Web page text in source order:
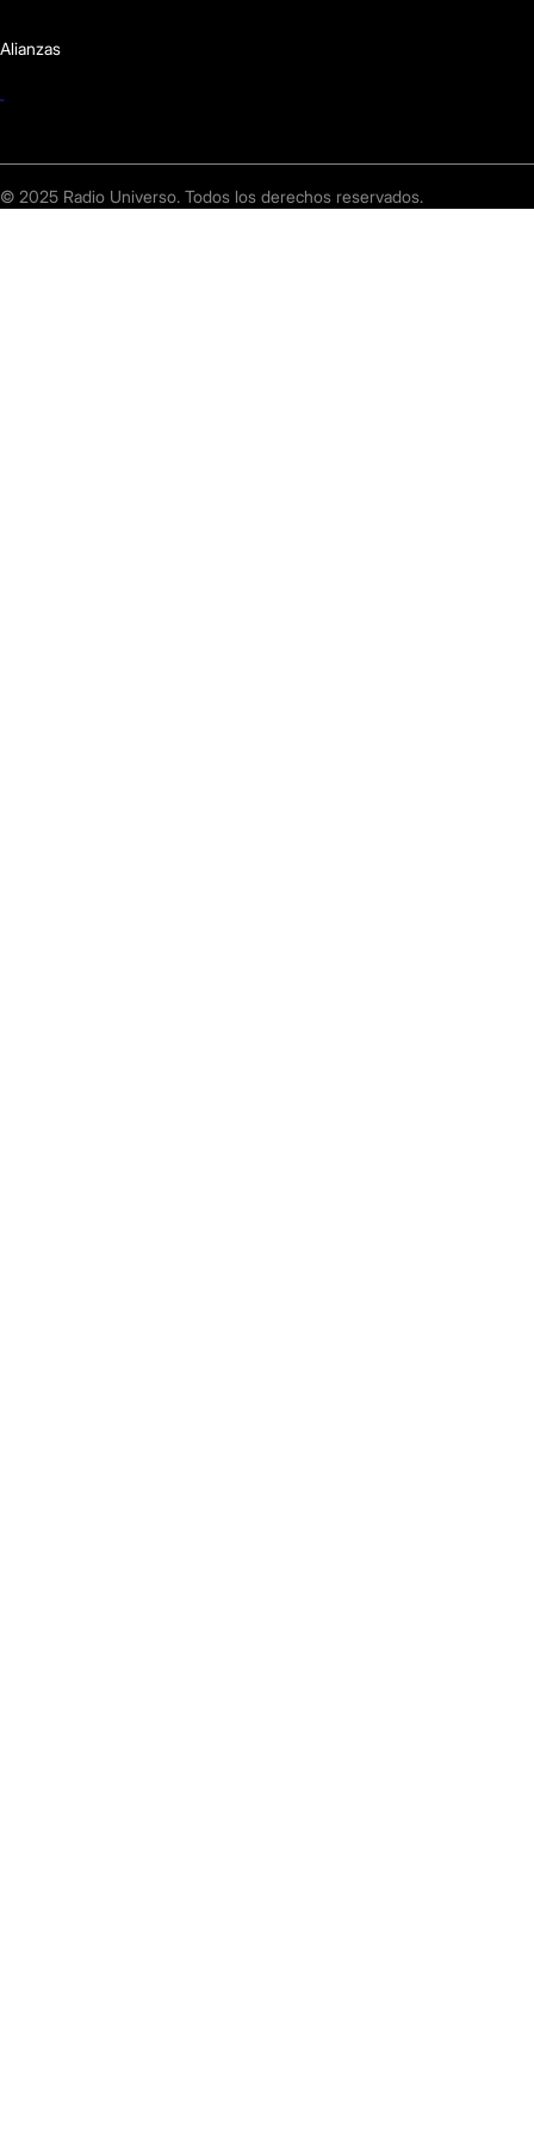
Alianzas
© 2025 Radio Universo. Todos los derechos reservados.